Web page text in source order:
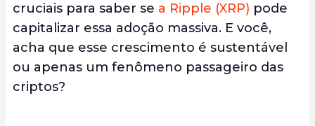
cruciais para saber se a Ripple (XRP) pode
capitalizar essa adoção massiva. E você,
acha que esse crescimento é sustentável
ou apenas um fenômeno passageiro das
criptos?